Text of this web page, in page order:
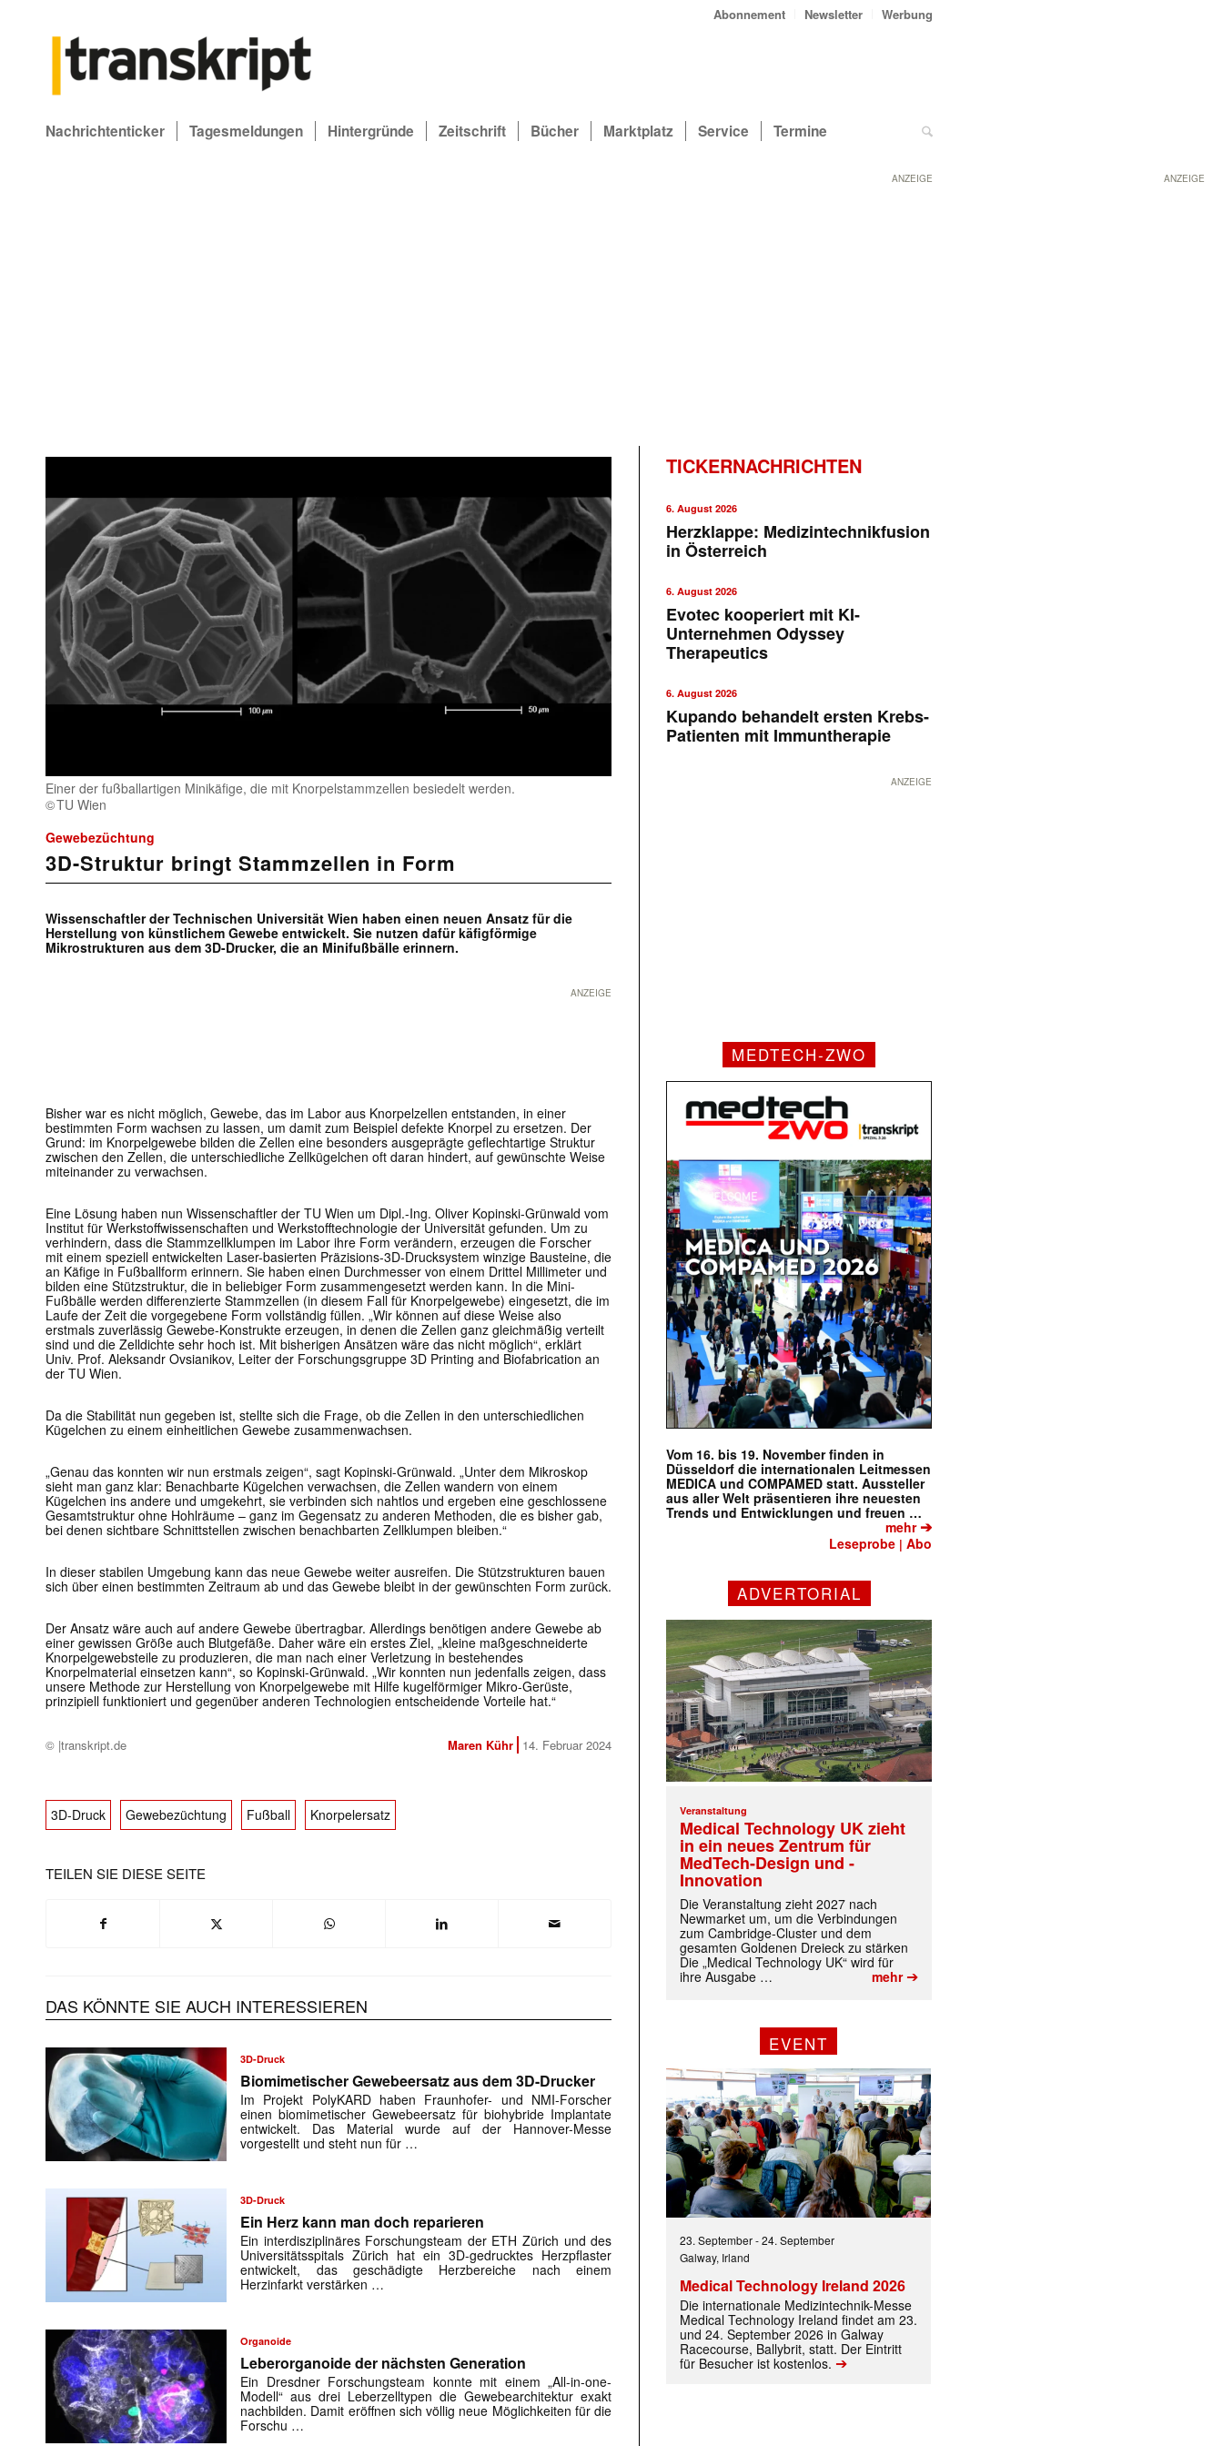
ANZEIGE
Mit dem |transkript-Newsletter jede Woche aktuell informiert.
Mail
(erforderlich)
Abonnement Newsletter Werbung
Nachrichtenticker Tagesmeldungen Hintergründe Zeitschrift Bücher Marktplatz Service Termine
ANZEIGE
Einer der fußballartigen Minikäfige, die mit Knorpelstammzellen besiedelt werden.
TU Wien
Gewebezüchtung
3D-Struktur bringt Stammzellen in Form
Wissenschaftler der Technischen Universität Wien haben einen neuen Ansatz für die
Herstellung von künstlichem Gewebe entwickelt. Sie nutzen dafür käfigförmige
Mikrostrukturen aus dem 3D-Drucker, die an Minifußbälle erinnern.
ANZEIGE
Bisher war es nicht möglich, Gewebe, das im Labor aus Knorpelzellen entstanden, in einer
bestimmten Form wachsen zu lassen, um damit zum Beispiel defekte Knorpel zu ersetzen. Der
Grund: im Knorpelgewebe bilden die Zellen eine besonders ausgeprägte geflechtartige Struktur
zwischen den Zellen, die unterschiedliche Zellkügelchen oft daran hindert, auf gewünschte Weise
miteinander zu verwachsen.
Eine Lösung haben nun Wissenschaftler der TU Wien um Dipl.-Ing. Oliver Kopinski-Grünwald vom
Institut für Werkstoffwissenschaften und Werkstofftechnologie der Universität gefunden. Um zu
verhindern, dass die Stammzellklumpen im Labor ihre Form verändern, erzeugen die Forscher
mit einem speziell entwickelten Laser-basierten Präzisions-3D-Drucksystem winzige Bausteine, die
an Käfige in Fußballform erinnern. Sie haben einen Durchmesser von einem Drittel Millimeter und
bilden eine Stützstruktur, die in beliebiger Form zusammengesetzt werden kann. In die Mini-
Fußbälle werden differenzierte Stammzellen (in diesem Fall für Knorpelgewebe) eingesetzt, die im
Laufe der Zeit die vorgegebene Form vollständig füllen. „Wir können auf diese Weise also
erstmals zuverlässig Gewebe-Konstrukte erzeugen, in denen die Zellen ganz gleichmäßig verteilt
sind und die Zelldichte sehr hoch ist. Mit bisherigen Ansätzen wäre das nicht möglich“, erklärt
Univ. Prof. Aleksandr Ovsianikov, Leiter der Forschungsgruppe 3D Printing and Biofabrication an
der TU Wien.
Da die Stabilität nun gegeben ist, stellte sich die Frage, ob die Zellen in den unterschiedlichen
Kügelchen zu einem einheitlichen Gewebe zusammenwachsen.
„Genau das konnten wir nun erstmals zeigen“, sagt Kopinski-Grünwald. „Unter dem Mikroskop
sieht man ganz klar: Benachbarte Kügelchen verwachsen, die Zellen wandern von einem
Kügelchen ins andere und umgekehrt, sie verbinden sich nahtlos und ergeben eine geschlossene
Gesamtstruktur ohne Hohlräume – ganz im Gegensatz zu anderen Methoden, die es bisher gab,
bei denen sichtbare Schnittstellen zwischen benachbarten Zellklumpen bleiben.“
In dieser stabilen Umgebung kann das neue Gewebe weiter ausreifen. Die Stützstrukturen bauen
sich über einen bestimmten Zeitraum ab und das Gewebe bleibt in der gewünschten Form zurück.
Der Ansatz wäre auch auf andere Gewebe übertragbar. Allerdings benötigen andere Gewebe ab
einer gewissen Größe auch Blutgefäße. Daher wäre ein erstes Ziel, „kleine maßgeschneiderte
Knorpelgewebsteile zu produzieren, die man nach einer Verletzung in bestehendes
Knorpelmaterial einsetzen kann“, so Kopinski-Grünwald. „Wir konnten nun jedenfalls zeigen, dass
unsere Methode zur Herstellung von Knorpelgewebe mit Hilfe kugelförmiger Mikro-Gerüste,
prinzipiell funktioniert und gegenüber anderen Technologien entscheidende Vorteile hat.“
© |transkript.de Maren Kühr 14. Februar 2024
3D-Druck Gewebezüchtung Fußball Knorpelersatz
TEILEN SIE DIESE SEITE
DAS KÖNNTE SIE AUCH INTERESSIEREN
3D-Druck
Biomimetischer Gewebeersatz aus dem 3D-Drucker
Im Projekt PolyKARD haben Fraunhofer- und NMI-Forscher
einen biomimetischer Gewebeersatz für biohybride Implantate
entwickelt. Das Material wurde auf der Hannover-Messe
vorgestellt und steht nun für …
3D-Druck
Ein Herz kann man doch reparieren
Ein interdisziplinäres Forschungsteam der ETH Zürich und des
Universitätsspitals Zürich hat ein 3D-gedrucktes Herzpflaster
entwickelt, das geschädigte Herzbereiche nach einem
Herzinfarkt verstärken …
Organoide
Leberorganoide der nächsten Generation
Ein Dresdner Forschungsteam konnte mit einem „All-in-one-
Modell“ aus drei Leberzelltypen die Gewebearchitektur exakt
nachbilden. Damit eröffnen sich völlig neue Möglichkeiten für die
Forschu …
TICKERNACHRICHTEN
6. August 2026
Herzklappe: Medizintechnikfusion
in Österreich
6. August 2026
Evotec kooperiert mit KI-
Unternehmen Odyssey
Therapeutics
6. August 2026
Kupando behandelt ersten Krebs-
Patienten mit Immuntherapie
ANZEIGE
MEDTECH-ZWO
Vom 16. bis 19. November finden in
Düsseldorf die internationalen Leitmessen
MEDICA und COMPAMED statt. Aussteller
aus aller Welt präsentieren ihre neuesten
Trends und Entwicklungen und freuen …
mehr➔
Leseprobe |Abo
ADVERTORIAL
Veranstaltung
Medical Technology UK zieht
in ein neues Zentrum für
MedTech-Design und -
Innovation
Die Veranstaltung zieht 2027 nach
Newmarket um, um die Verbindungen
zum Cambridge-Cluster und dem
gesamten Goldenen Dreieck zu stärken
Die „Medical Technology UK“ wird für
ihre Ausgabe …
mehr➔
EVENT
23. September-24. September
Galway, Irland
Medical Technology Ireland 2026
Die internationale Medizintechnik-Messe
Medical Technology Ireland findet am 23.
und 24. September 2026 in Galway
Racecourse, Ballybrit, statt. Der Eintritt
für Besucher ist kostenlos. ➔